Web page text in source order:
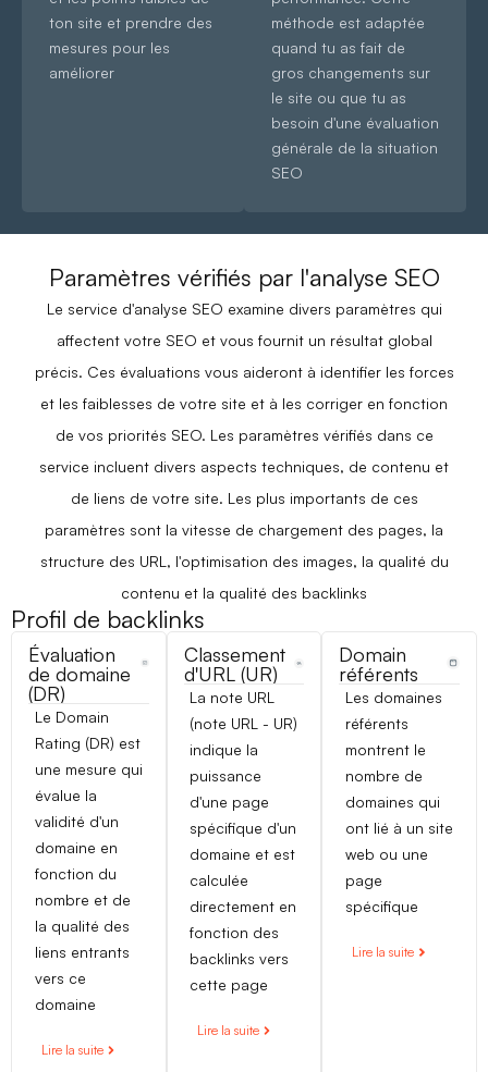
ton site et prendre des
mesures pour les
améliorer
méthode est adaptée
quand tu as fait de
gros changements sur
le site ou que tu as
besoin d'une évaluation
générale de la situation
SEO
Paramètres vérifiés par l'analyse SEO
Le service d'analyse SEO examine divers paramètres qui
affectent votre SEO et vous fournit un résultat global
précis. Ces évaluations vous aideront à identifier les forces
et les faiblesses de votre site et à les corriger en fonction
de vos priorités SEO. Les paramètres vérifiés dans ce
service incluent divers aspects techniques, de contenu et
de liens de votre site. Les plus importants de ces
paramètres sont la vitesse de chargement des pages, la
structure des URL, l'optimisation des images, la qualité du
contenu et la qualité des backlinks
Profil de backlinks
Évaluation
de domaine
(DR)
Le Domain
Rating (DR) est
une mesure qui
évalue la
validité d'un
domaine en
fonction du
nombre et de
la qualité des
liens entrants
vers ce
domaine
Lire la suite
Classement
d'URL (UR)
La note URL
(note URL - UR)
indique la
puissance
d'une page
spécifique d'un
domaine et est
calculée
directement en
fonction des
backlinks vers
cette page
Lire la suite
Domain
référents
Les domaines
référents
montrent le
nombre de
domaines qui
ont lié à un site
web ou une
page
spécifique
Lire la suite